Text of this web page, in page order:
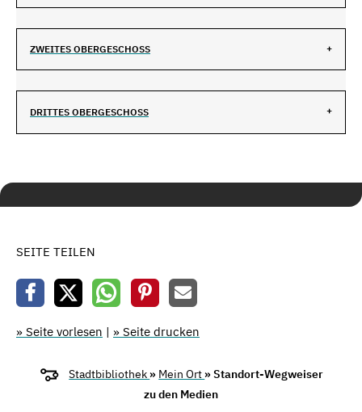
ZWEITES OBERGESCHOSS
DRITTES OBERGESCHOSS
SEITE TEILEN
» Seite vorlesen | » Seite drucken
Stadtbibliothek » Mein Ort » Standort-Wegweiser
zu den Medien